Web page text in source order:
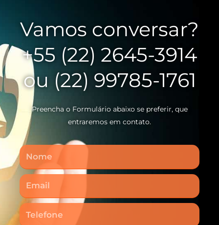
Vamos conversar?
+55 (22) 2645-3914
ou (22) 99785-1761
Preencha o Formulário abaixo se preferir, que
entraremos em contato.
Nome
Email
Telefone